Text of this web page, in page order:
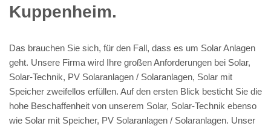
Kuppenheim.
Das brauchen Sie sich, für den Fall, dass es um Solar Anlagen
geht. Unsere Firma wird Ihre großen Anforderungen bei Solar,
Solar-Technik, PV Solaranlagen / Solaranlagen, Solar mit
Speicher zweifellos erfüllen. Auf den ersten Blick besticht Sie die
hohe Beschaffenheit von unserem Solar, Solar-Technik ebenso
wie Solar mit Speicher, PV Solaranlagen / Solaranlagen. Unser